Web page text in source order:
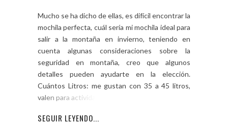
Mucho se ha dicho de ellas, es difícil encontrar la
mochila perfecta, cuál sería mi mochila ideal para
salir a la montaña en invierno, teniendo en
cuenta algunas consideraciones sobre la
seguridad en montaña, creo que algunos
detalles pueden ayudarte en la elección.
Cuántos Litros: me gustan con 35 a 45 litros,
valen para actividades […]
SEGUIR LEYENDO...